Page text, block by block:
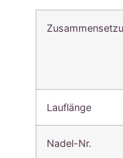
Lauflänge
Nadel-Nr.